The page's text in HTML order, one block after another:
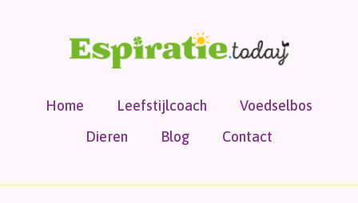
Home Leefstijlcoach
Voedselbos
Dieren
Blog Contact